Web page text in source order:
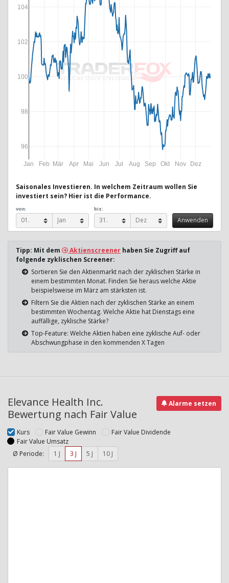
Jan Feb Mär Apr Mai Jun Jul Aug Sep Okt Nov Dez
96
98
100
102
104
Saisonales Investieren. In welchem Zeitraum wollen Sie
investiert sein? Hier ist die Performance.
von: bis:
Tipp: Mit dem Aktienscreener haben Sie Zugriff auf
folgende zyklischen Screener:
Sortieren Sie den Aktienmarkt nach der zyklischen Stärke in
einem bestimmten Monat. Finden Sie heraus welche Aktie
beispielsweise im März am stärksten ist.
Filtern Sie die Aktien nach der zyklischen Stärke an einem
bestimmten Wochentag. Welche Aktie hat Dienstags eine
auffällige, zyklische Stärke?
Top-Feature: Welche Aktien haben eine zyklische Auf- oder
Abschwungphase in den kommenden X Tagen
Elevance Health Inc.
Bewertung nach Fair Value
Alarme setzen
Kurs Fair Value Gewinn
Fair Value Dividende
Fair Value Umsatz
Ø Periode:
1 J 3 J 5 J 10 J